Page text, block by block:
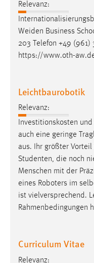
Relevanz:
Weiden Business
203 Telefon +49 (961)
https://www.oth-
Leichtbaurobotik
Relevanz:
Investitionskosten
auch eine geringe
aus. Ihr größter
Studenten, die noch
Menschen mit der
eines Roboters im
ist vielversprechend.
Rahmenbedingungen
Curriculum Vitae
Relevanz:
EXTERNE
externen Medien
Vimeo